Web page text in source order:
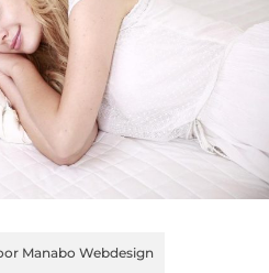
Manabo Webdesign